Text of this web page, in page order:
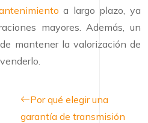
a largo plazo, ya
mayores. Además, un
mantener la valorización de
Por qué elegir una
garantía de transmisión